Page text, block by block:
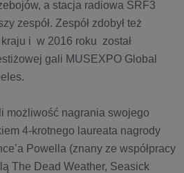
a stacja radiowa SRF3
zespół. Zespół zdobył też
i w 2016 roku został
gali MUSEXPO Global
możliwość nagrania swojego
4-krotnego laureata nagrody
Powella (znany ze współpracy
The Dead Weather, Seasick